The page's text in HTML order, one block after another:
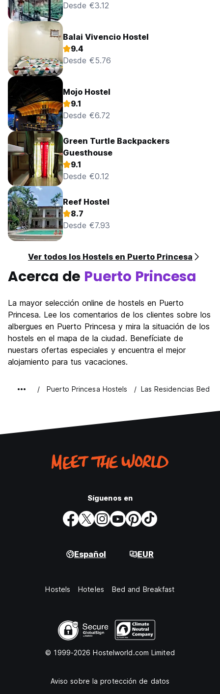
Desde €3.12
Balai Vivencio Hostel
9.4
Desde €5.76
Mojo Hostel
9.1
Desde €6.72
Green Turtle Backpackers
Guesthouse
9.1
Desde €0.12
Reef Hostel
8.7
Desde €7.93
Ver todos los Hostels en Puerto Princesa
Acerca de Puerto Princesa
La mayor selección online de hostels en Puerto
Princesa. Lee los comentarios de los clientes sobre los
albergues en Puerto Princesa y mira la situación de los
hostels en el mapa de la ciudad. Benefíciate de
nuestars ofertas especiales y encuentra el mejor
alojamiento para tus vacaciones.
Puerto Princesa Hostels Las Residencias Bed &
Síguenos en
Español EUR
Hostels Hoteles Bed and Breakfast
© 1999-2026 Hostelworld.com Limited
Aviso sobre la protección de datos